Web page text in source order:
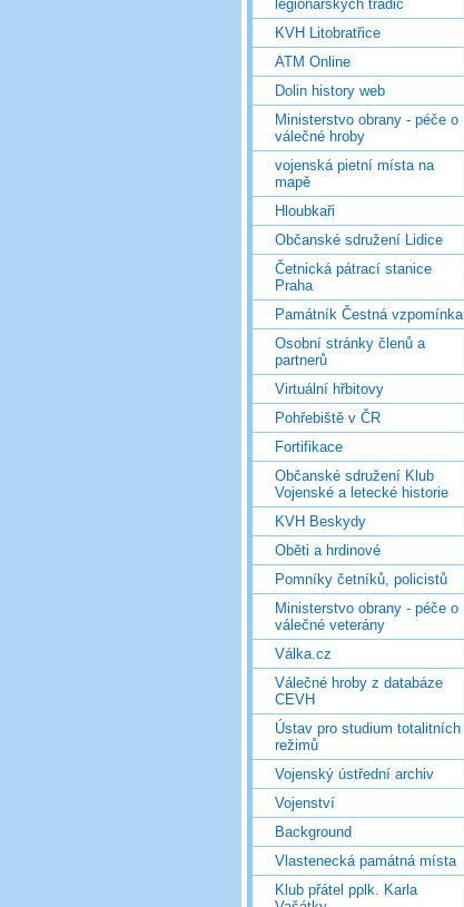
legionářských tradic
KVH Litobratřice
ATM Online
Dolin history web
Ministerstvo obrany - péče o
válečné hroby
vojenská pietní místa na
mapě
Hloubkaři
Občanské sdružení Lidice
Četnická pátrací stanice
Praha
Památník Čestná vzpomínka
Osobní stránky členů a
partnerů
Virtuální hřbitovy
Pohřebiště v ČR
Fortifikace
Občanské sdružení Klub
Vojenské a letecké historie
KVH Beskydy
Oběti a hrdinové
Pomníky četníků, policistů
Ministerstvo obrany - péče o
válečné veterány
Válka.cz
Válečné hroby z databáze
CEVH
Ústav pro studium totalitních
režimů
Vojenský ústřední archiv
Vojenství
Background
Vlastenecká památná místa
Klub přátel pplk. Karla